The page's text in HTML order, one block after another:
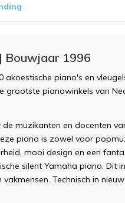
Bouwjaar 1996
akoestische piano's en
grootste pianowinkels van
muzikanten en docenten
piano is zowel voor
mooi design en een
silent Yamaha piano. Dit
Technisch in